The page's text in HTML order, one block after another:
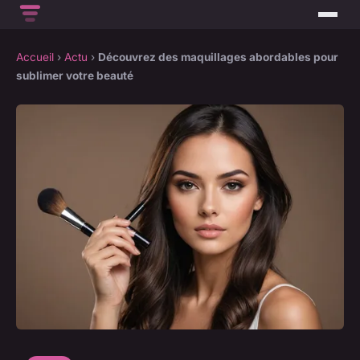
Accueil › Actu › Découvrez des maquillages abordables pour
sublimer votre beauté